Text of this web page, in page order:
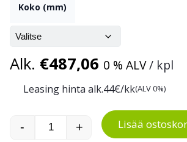
Koko (mm)
Alk. €487,06 0 % ALV/ kpl
Leasing hinta alk.44€/kk(ALV 0%)
Apupöytä pyörillä, 400 kg
- + Lisää